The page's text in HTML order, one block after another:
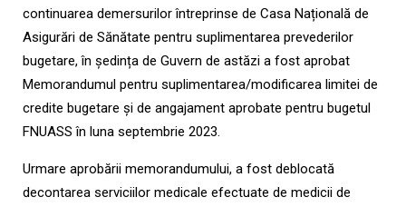
continuarea demersurilor întreprinse de Casa Națională de
Asigurări de Sănătate pentru suplimentarea prevederilor
bugetare, în ședința de Guvern de astăzi a fost aprobat
Memorandumul pentru suplimentarea/modificarea limitei de
credite bugetare și de angajament aprobate pentru bugetul
FNUASS în luna septembrie 2023.
Urmare aprobării memorandumului, a fost deblocată
decontarea serviciilor medicale efectuate de medicii de